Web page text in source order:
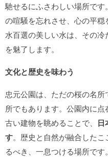
馳せるにふさわしい場所で
の喧騒を忘れさせ、心の平
水百選の美しい水は、その
を魅了します。
文化と歴史を味わう
忠元公園は、ただの桜の名
所でもあります。公園内に点
古い建物を眺めることで、 日
す。歴史と自然が融合した
るべき、一息つける場所で